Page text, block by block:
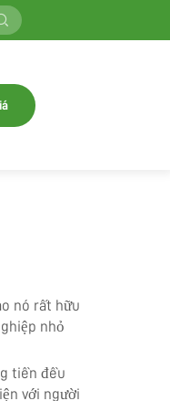
nó rất hữu
nhỏ
tiền đều
với người